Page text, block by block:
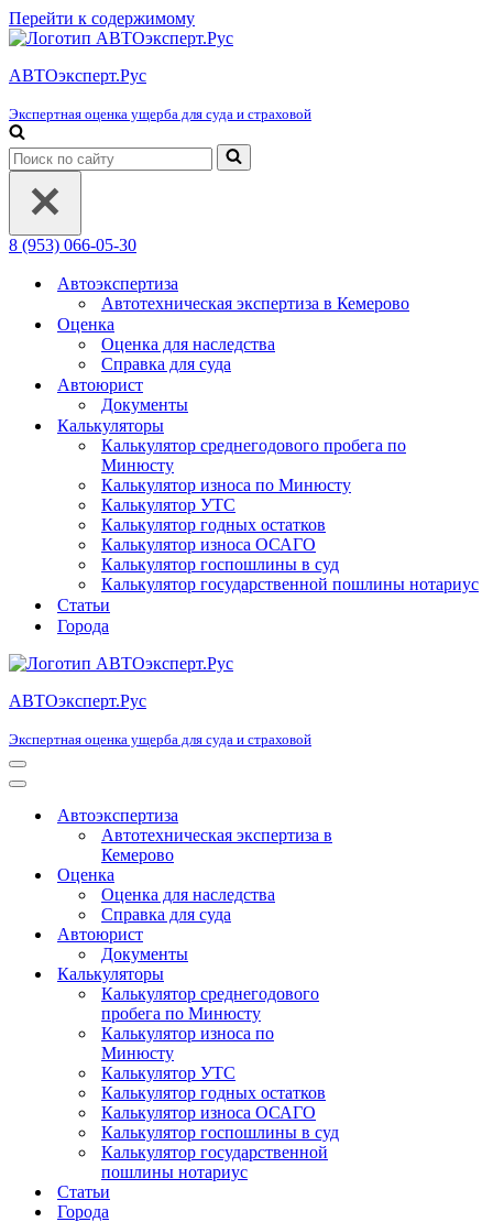
Перейти к содержимому
АВТОэксперт.Рус
Экспертная оценка ущерба для суда и страховой
Искать...
8 (953) 066-05-30
Автоэкспертиза
Автотехническая экспертиза в Кемерово
Оценка
Оценка для наследства
Справка для суда
Автоюрист
Документы
Калькуляторы
Калькулятор среднегодового пробега по
Минюсту
Калькулятор износа по Минюсту
Калькулятор УТС
Калькулятор годных остатков
Калькулятор износа ОСАГО
Калькулятор госпошлины в суд
Калькулятор государственной пошлины нотариус
Статьи
Города
АВТОэксперт.Рус
Экспертная оценка ущерба для суда и страховой
Меню
навигации
Меню
навигацииАвтоэкспертиза
Автотехническая экспертиза в
Кемерово
Оценка
Оценка для наследства
Справка для суда
Автоюрист
Документы
Калькуляторы
Калькулятор среднегодового
пробега по Минюсту
Калькулятор износа по
Минюсту
Калькулятор УТС
Калькулятор годных остатков
Калькулятор износа ОСАГО
Калькулятор госпошлины в суд
Калькулятор государственной
пошлины нотариус
Статьи
Города